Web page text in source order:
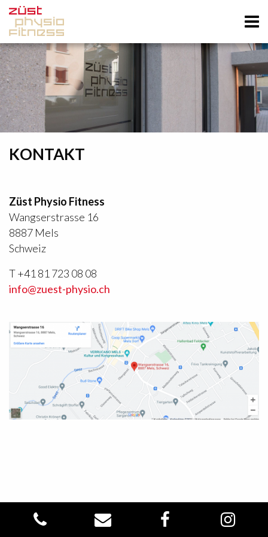
KONTAKT
Züst Physio Fitness
Wangserstrasse 16
8887 Mels
Schweiz
T +41 81 723 08 08
info@zuest-physio.ch